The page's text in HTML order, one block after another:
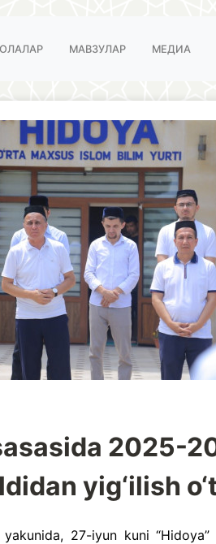
МАВЗУЛАР МЕДИА
2025-
yig‘ilish
27-iyun kuni “Hidoya”